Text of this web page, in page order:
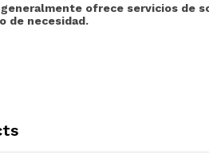
generalmente ofrece servicios de
de necesidad.